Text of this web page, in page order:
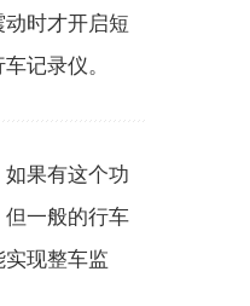
时才开启短
记录仪。
果有这个功
一般的行车
现整车监